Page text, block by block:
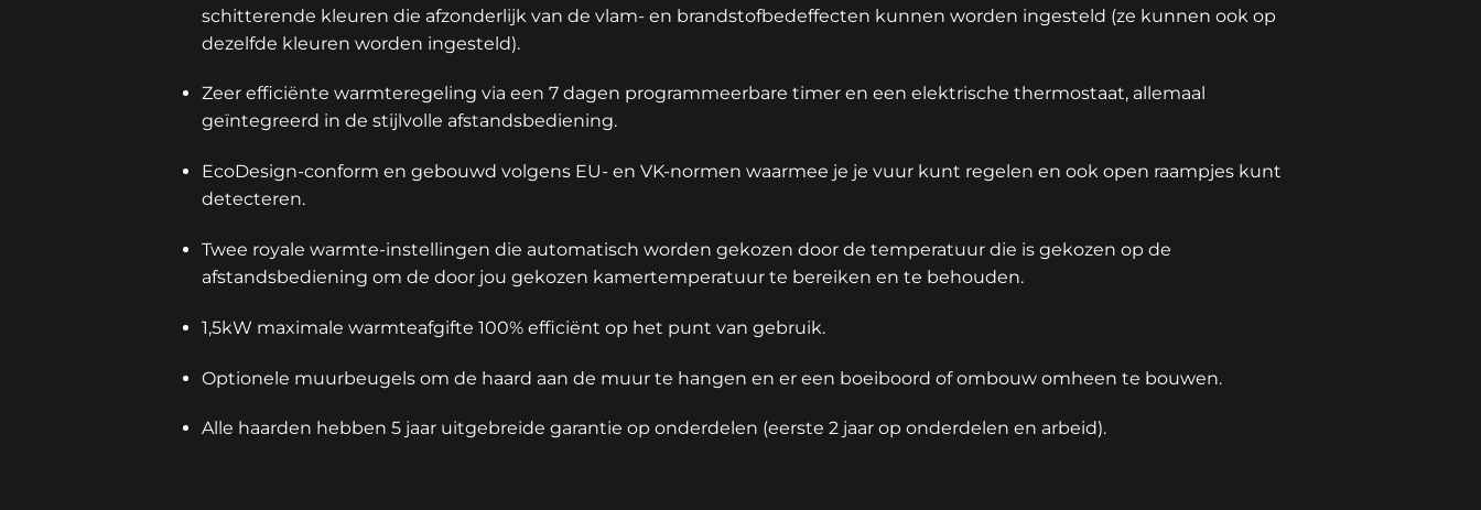
schitterende kleuren die afzonderlijk van de vlam- en brandstofbedeffecten kunnen worden ingesteld (ze kunnen ook op
dezelfde kleuren worden ingesteld).
Zeer efficiënte warmteregeling via een 7 dagen programmeerbare timer en een elektrische thermostaat, allemaal
geïntegreerd in de stijlvolle afstandsbediening.
EcoDesign-conform en gebouwd volgens EU- en VK-normen waarmee je je vuur kunt regelen en ook open raampjes kunt
detecteren.
Twee royale warmte-instellingen die automatisch worden gekozen door de temperatuur die is gekozen op de
afstandsbediening om de door jou gekozen kamertemperatuur te bereiken en te behouden.
1,5kW maximale warmteafgifte 100% efficiënt op het punt van gebruik.
Optionele muurbeugels om de haard aan de muur te hangen en er een boeiboord of ombouw omheen te bouwen.
Alle haarden hebben 5 jaar uitgebreide garantie op onderdelen (eerste 2 jaar op onderdelen en arbeid).